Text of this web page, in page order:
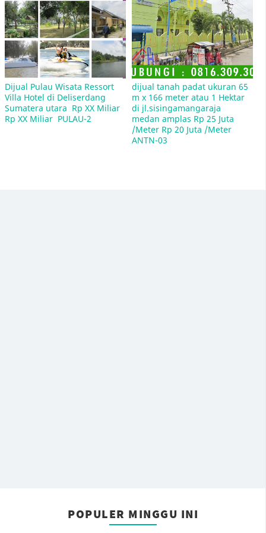
Tempat Les Bimbel dan Les Bahasa Mandarin
Dan Les Bahasa Inggris di daerah pancing aksara
unimed medan
Daftar Nama-Nama Jalan di Kota Medan Dengan
Dijual Pulau Wisata Ressort
Villa Hotel di Deliserdang
Sumatera utara  Rp XX Miliar
Rp XX Miliar  PULAU-2
dijual tanah padat ukuran 65
m x 166 meter atau 1 Hektar
di jl.sisingamangaraja
medan amplas Rp 25 Juta
/Meter Rp 20 Juta /Meter
ANTN-03
POPULER MINGGU INI